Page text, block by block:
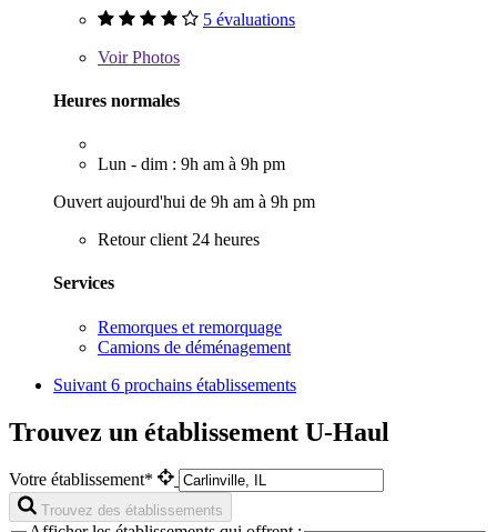
5 évaluations
VoirPhotos
Heures normales
Lun - dim : 9h am à 9h pm
Ouvert aujourd'hui de 9h am à 9h pm
Retour client 24 heures
Services
Remorques et remorquage
Camions de déménagement
Suivant 6 prochains établissements
Trouvez un établissement U-Haul
Votre établissement*
Trouvez des établissements